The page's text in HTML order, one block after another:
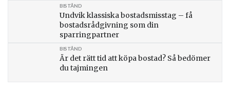
Undvik klassiska bostadsmisstag – få
bostadsrådgivning som din
sparringpartner
BISTÅND
Är det rätt tid att köpa bostad? Så bedömer
du tajmingen
BISTÅND